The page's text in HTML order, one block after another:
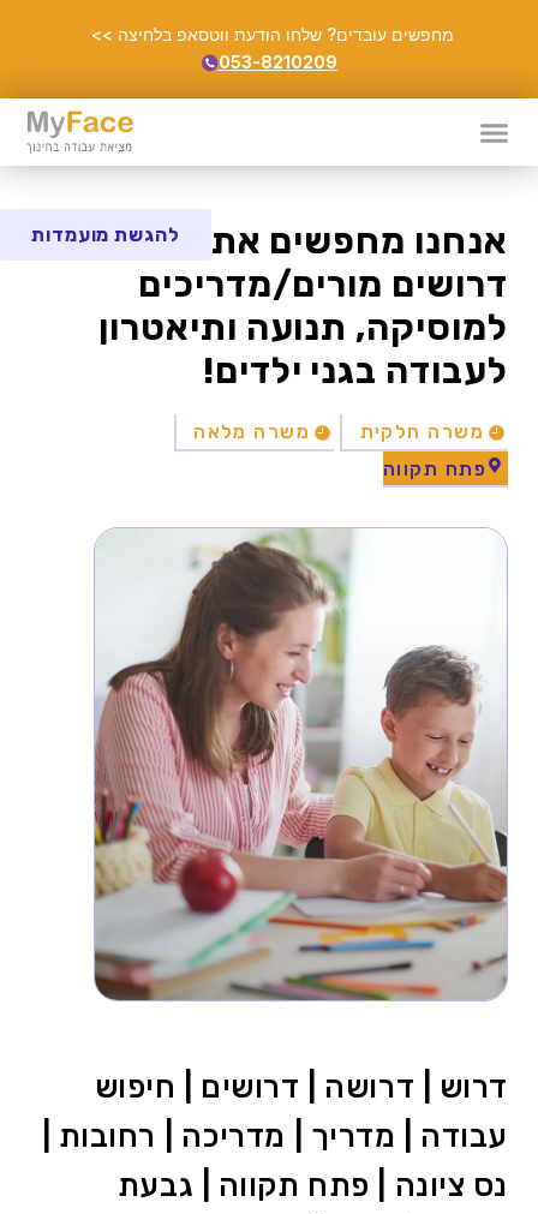
מחפשים עובדים? שלחו הודעת ווטסאפ בלחיצה >>
053-8210209
אנחנו מחפשים אתכם!
דרושים מורים/מדריכים
למוסיקה, תנועה ותיאטרון
לעבודה בגני ילדים!
משרה חלקית
משרה מלאה
פתח תקווה
להגשת מועמדות
דרוש | דרושה | דרושים | חיפוש
עבודה | מדריך | מדריכה | רחובות |
נס ציונה | פתח תקווה | גבעת